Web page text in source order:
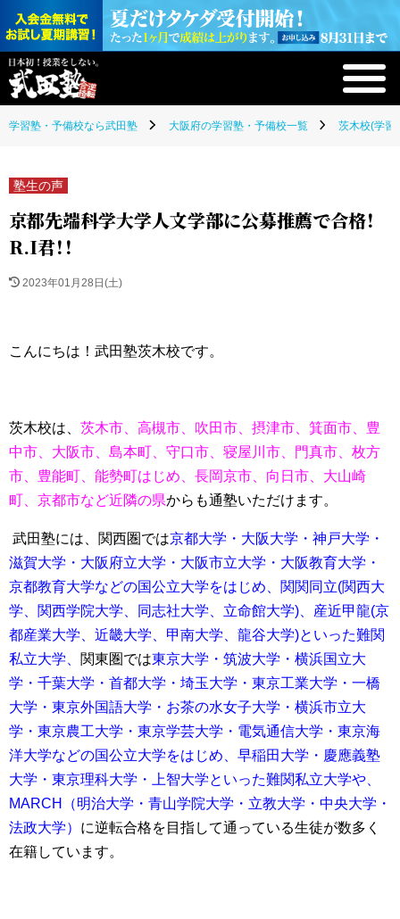
学習塾・予備校なら武田塾 大阪府の学習塾・予備校一覧 茨木校(学習
塾生の声
京都先端科学大学人文学部に公募推薦で合格！
R.I君！！
2023年01月28日(土)
こんにちは！武田塾茨木校です。
茨木校は、 茨木市、高槻市、吹田市、摂津市、箕面市、豊
中市、大阪市、島本町、守口市、寝屋川市、門真市、枚方
市、豊能町、能勢町はじめ、長岡京市、向日市、大山崎
町、京都市など近隣の県からも通塾いただけます。
武田塾には、関西圏では京都大学・大阪大学・神戸大学・
滋賀大学・大阪府立大学・大阪市立大学・大阪教育大学・
京都教育大学などの国公立大学をはじめ、関関同立(関西大
学、関西学院大学、同志社大学、立命館大学)、産近甲龍(京
都産業大学、近畿大学、甲南大学、龍谷大学)といった難関
私立大学、 関東圏では東京大学・筑波大学・横浜国立大
学・千葉大学・首都大学・埼玉大学・ 東京工業大学・一橋
大学・東京外国語大学・お茶の水女子大学・横浜市立大
学・東京農工大学・東京学芸大学・電気通信大学・東京海
洋大学などの国公立大学をはじめ、 早稲田大学・慶應義塾
大学・東京理科大学・上智大学といった難関私立大学や、
MARCH（明治大学・青山学院大学・立教大学・中央大学・
法政大学） に逆転合格を目指して通っている生徒が数多く
在籍しています。